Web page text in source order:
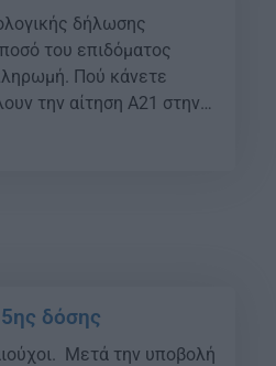
δήλωσης
του επιδόματος
Πού κάνετε
την αίτηση Α21 στην
πρόσβασης του
δόσης
Μετά την υποβολή